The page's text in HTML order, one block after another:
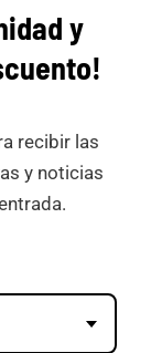
y
recibir las
y noticias